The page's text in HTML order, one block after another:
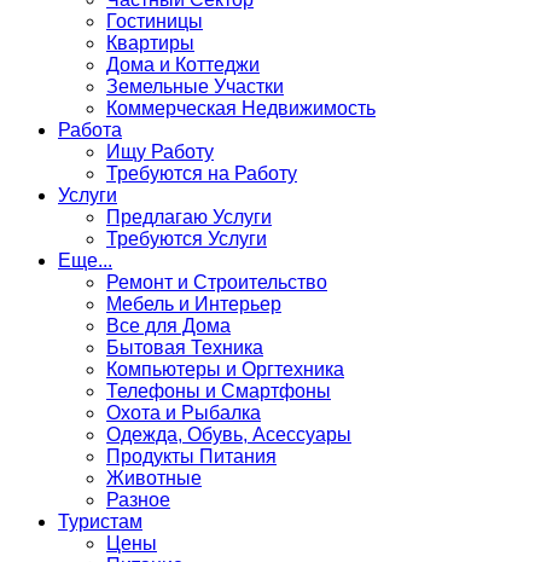
Гостиницы
Квартиры
Дома и Коттеджи
Земельные Участки
Коммерческая Недвижимость
Работа
Ищу Работу
Требуются на Работу
Услуги
Предлагаю Услуги
Требуются Услуги
Еще...
Ремонт и Строительство
Мебель и Интерьер
Все для Дома
Бытовая Техника
Компьютеры и Оргтехника
Телефоны и Смартфоны
Охота и Рыбалка
Одежда, Обувь, Асессуары
Продукты Питания
Животные
Разное
Туристам
Цены